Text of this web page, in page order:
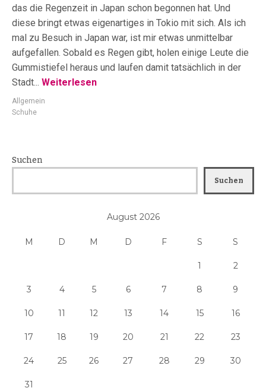
das die Regenzeit in Japan schon begonnen hat. Und
diese bringt etwas eigenartiges in Tokio mit sich. Als ich
mal zu Besuch in Japan war, ist mir etwas unmittelbar
aufgefallen. Sobald es Regen gibt, holen einige Leute die
Gummistiefel heraus und laufen damit tatsächlich in der
Stadt... Weiterlesen
Allgemein
Schuhe
Suchen
Suchen
August 2026
M D M D F S S
1 2
3 4 5 6 7 8 9
10 11 12 13 14 15 16
17 18 19 20 21 22 23
24 25 26 27 28 29 30
31